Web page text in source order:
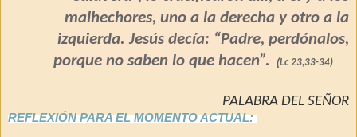
malhechores, uno a la derecha y otro a la
izquierda. Jesús decía: “Padre, perdónalos,
porque no saben lo que hacen”.
(Lc 23,33-34)
PALABRA DEL SEÑOR
REFLEXIÓN PARA EL MOMENTO ACTUAL: